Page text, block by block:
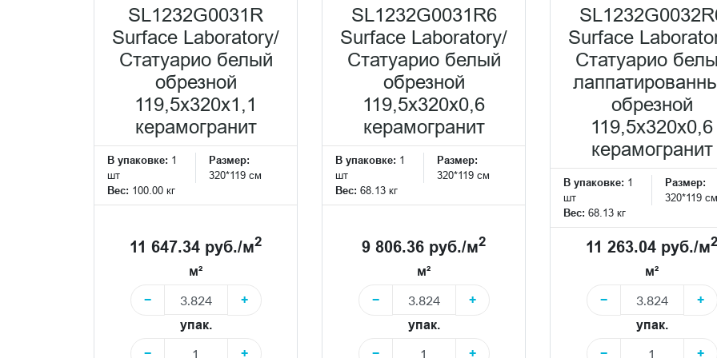
SL1232G0031R
Surface Laboratory/
Статуарио белый
обрезной
119,5x320x1,1
керамогранит
В упаковке: 1
шт
Размер:
320*119 см
Вес: 100.00 кг
11 647.34 руб./м2
м²
−
+
упак.
−
+
SL1232G0031R6
Surface Laboratory/
Статуарио белый
обрезной
119,5x320x0,6
керамогранит
В упаковке: 1
шт
Размер:
320*119 см
Вес: 68.13 кг
9 806.36 руб./м2
м²
−
+
упак.
−
+
Surface
Статуарио
обрезной
119,5x320x0,6
керамогранит
В упаковке: 1
шт
Размер:
320*119 см
Вес: 68.13 кг
11 263.04 руб./м2
м²
−
+
упак.
−
+